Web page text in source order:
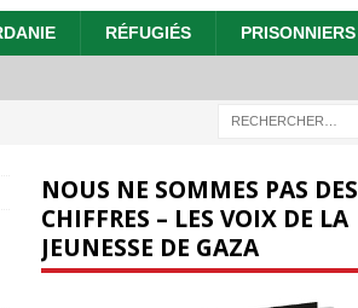
RÉFUGIÉS PRISONNIERS
NOUS NE SOMMES PAS DES
CHIFFRES – LES VOIX DE LA
JEUNESSE DE GAZA